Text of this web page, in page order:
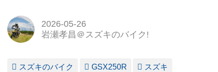
2026-05-26
岩瀬孝昌＠スズキのバイク!
スズキのバイク GSX250R スズキ